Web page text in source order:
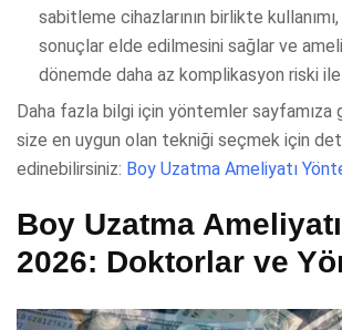
sabitleme cihazlarının birlikte kullanımı,
sonuçlar elde edilmesini sağlar ve
dönemde daha az komplikasyon riski ile
Daha fazla bilgi için yöntemler sayfamıza
size en uygun olan tekniği seçmek için
edinebilirsiniz: Boy Uzatma Ameliyatı
Boy Uzatma
2026: Doktorlar ve